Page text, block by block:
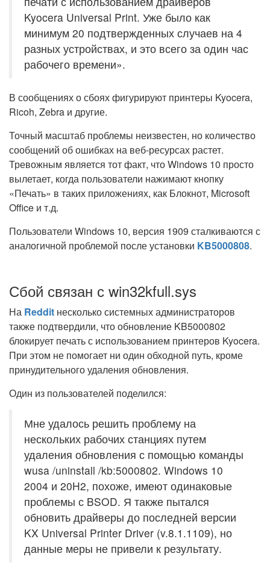
Kyocera Universal Print. Уже было как
минимум 20 подтвержденных случаев на 4
разных устройствах, и это всего за один час
рабочего времени».
В сообщениях о сбоях фигурируют принтеры Kyocera,
Ricoh, Zebra и другие.
Точный масштаб проблемы неизвестен, но количество
сообщений об ошибках на веб-ресурсах растет.
Тревожным является тот факт, что Windows 10 просто
вылетает, когда пользователи нажимают кнопку
«Печать» в таких приложениях, как Блокнот, Microsoft
Office и т.д.
Пользователи Windows 10, версия 1909 сталкиваются с
аналогичной проблемой после установки KB5000808.
Сбой связан с win32kfull.sys
На Reddit несколько системных администраторов
также подтвердили, что обновление KB5000802
блокирует печать с использованием принтеров Kyocera.
При этом не помогает ни один обходной путь, кроме
принудительного удаления обновления.
Один из пользователей поделился:
Мне удалось решить проблему на
нескольких рабочих станциях путем
удаления обновления с помощью команды
wusa /uninstall /kb:5000802. Windows 10
2004 и 20H2, похоже, имеют одинаковые
проблемы с BSOD. Я также пытался
обновить драйверы до последней версии
KX Universal Printer Driver (v.8.1.1109), но
данные меры не привели к результату.